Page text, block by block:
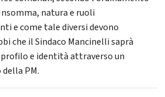
natura e ruoli
e come tale diversi devono
che il Sindaco Mancinelli saprà
e identità attraverso un
PM.